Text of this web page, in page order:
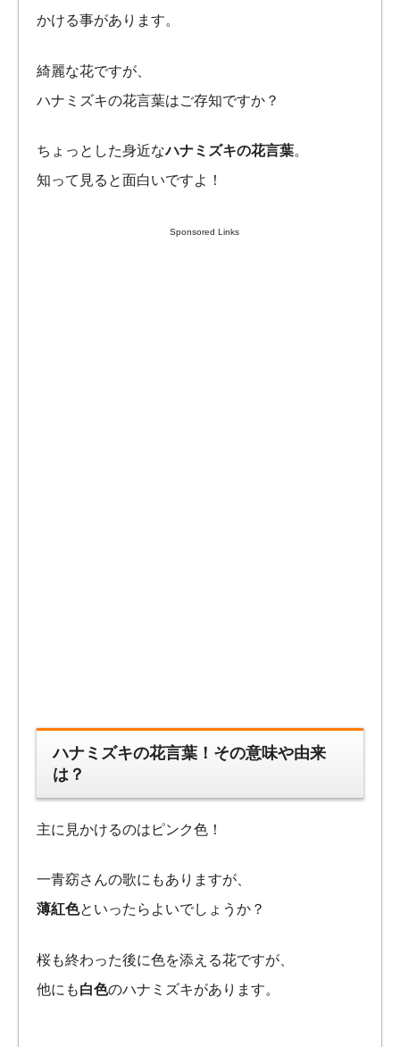
かける事があります。
綺麗な花ですが、
ハナミズキの花言葉はご存知ですか？
ちょっとした身近なハナミズキの花言葉。
知って見ると面白いですよ！
Sponsored Links
ハナミズキの花言葉！その意味や由来
は？
主に見かけるのはピンク色！
一青窈さんの歌にもありますが、
薄紅色といったらよいでしょうか？
桜も終わった後に色を添える花ですが、
他にも白色のハナミズキがあります。